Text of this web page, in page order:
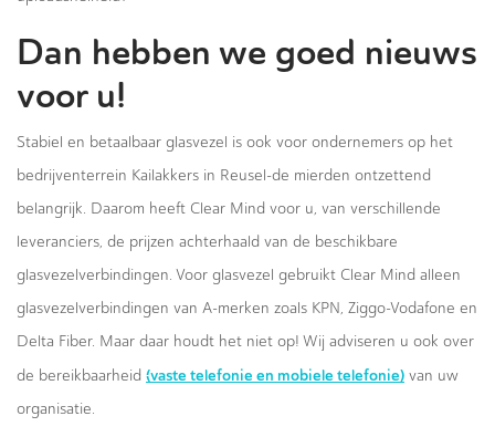
Dan hebben we goed nieuws
voor u!
Stabiel en betaalbaar glasvezel is ook voor ondernemers op het
bedrijventerrein Kailakkers in Reusel-de mierden ontzettend
belangrijk. Daarom heeft Clear Mind voor u, van verschillende
leveranciers, de prijzen achterhaald van de beschikbare
glasvezelverbindingen. Voor glasvezel gebruikt Clear Mind alleen
glasvezelverbindingen van A-merken zoals KPN, Ziggo-Vodafone en
Delta Fiber. Maar daar houdt het niet op! Wij adviseren u ook over
de bereikbaarheid (vaste telefonie en mobiele telefonie) van uw
organisatie.